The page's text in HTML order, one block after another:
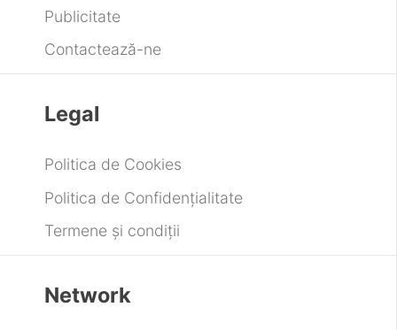
Publicitate
Contactează-ne
Legal
Politica de Cookies
Politica de Confidențialitate
Termene și condiții
Network